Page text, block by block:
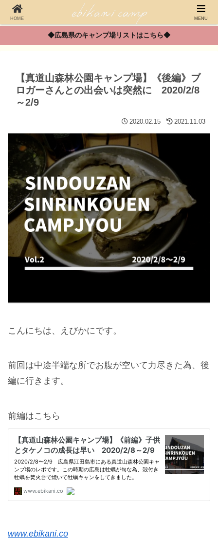
◆広島県のキャンプ場リストはこちら◆
【真道山森林公園キャンプ場】《後編》ブ
ロガーさんとの出会いは突然に 2020/2/8
～2/9
2020.02.15 2021.11.03
こんにちは、えびかにです。
前回は中途半端な所でお腹が空いて力尽きた為、後
編に行きます。
前編はこちら
www.ebikani.co
HOME MENU